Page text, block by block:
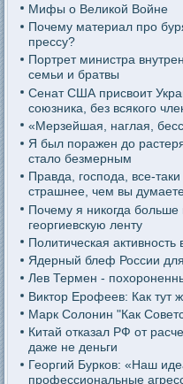
Мифы о Великой Войне
Почему материал про
прессу?
Портрет министра
семьи и братвы
Сенат США присвоит
союзника, без всякого
«Мерзейшая, наглая,
Я был поражен до
стало безмерным
Правда, господа, все-
страшнее, чем вы
Почему я никогда
георгиевскую ленту
Политическая
Ядерный блеф России
Лев Термен -
Виктор Ерофеев: Как тут
Марк Солонин "Как
Китай отказал РФ от
даже не деньги
Георгий Бурков: «Наш
профессиональные